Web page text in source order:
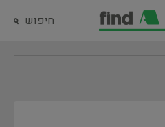
חיפוש